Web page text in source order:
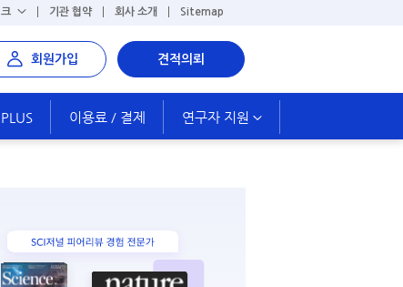
기관 협약 회사 소개 Sitemap
회원가입 견적의뢰
이용료 / 결제 연구자 지원